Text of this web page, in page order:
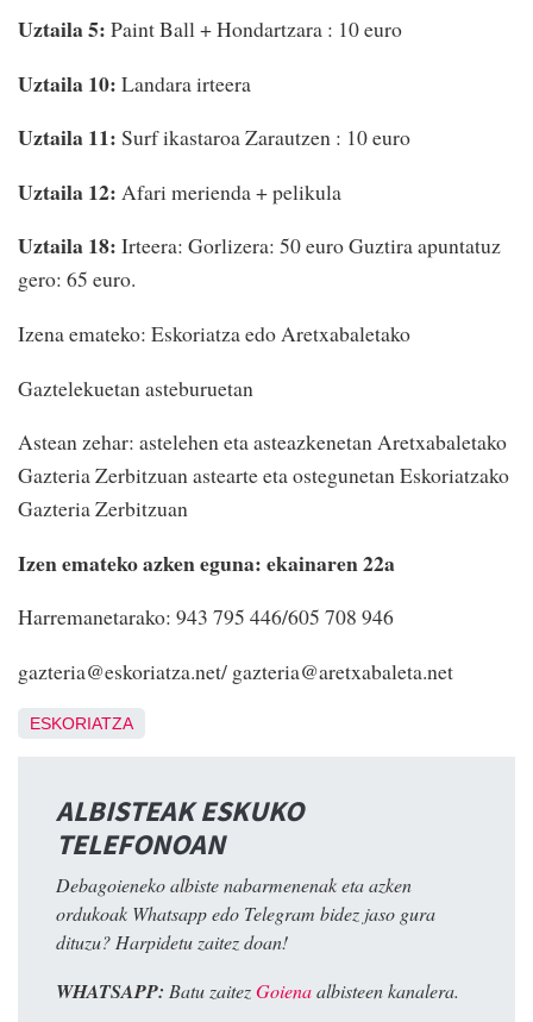
Uztaila 5: Paint Ball + Hondartzara : 10 euro
Uztaila 10: Landara irteera
Uztaila 11: Surf ikastaroa Zarautzen : 10 euro
Uztaila 12: Afari merienda + pelikula
Uztaila 18: Irteera: Gorlizera: 50 euro Guztira apuntatuz
gero: 65 euro.
Izena emateko: Eskoriatza edo Aretxabaletako
Gaztelekuetan asteburuetan
Astean zehar: astelehen eta asteazkenetan Aretxabaletako
Gazteria Zerbitzuan astearte eta ostegunetan Eskoriatzako
Gazteria Zerbitzuan
Izen emateko azken eguna: ekainaren 22a
Harremanetarako: 943 795 446/605 708 946
gazteria@eskoriatza.net/ gazteria@aretxabaleta.net
ESKORIATZA
ALBISTEAK ESKUKO
TELEFONOAN
Debagoieneko albiste nabarmenenak eta azken
ordukoak Whatsapp edo Telegram bidez jaso gura
dituzu? Harpidetu zaitez doan!
WHATSAPP: Batu zaitezGoienaalbisteen kanalera.